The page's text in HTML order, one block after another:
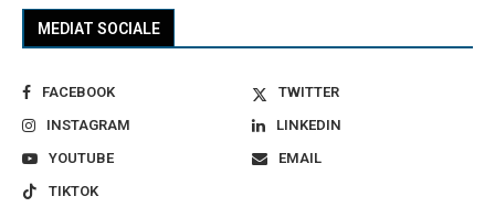
MEDIAT SOCIALE
FACEBOOK
TWITTER
INSTAGRAM
LINKEDIN
YOUTUBE
EMAIL
TIKTOK